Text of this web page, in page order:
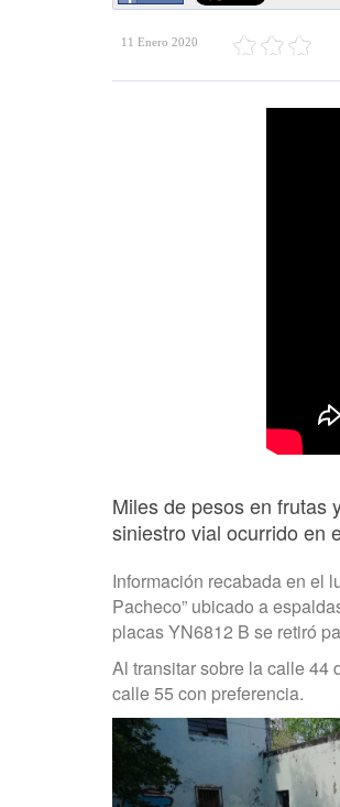
11 Enero 2020
Miles de pesos en frutas
siniestro vial ocurrido en
Información recabada en el
Pacheco” ubicado a
placas YN6812 B se retiró
Al transitar sobre la calle 44
calle 55 con preferencia.